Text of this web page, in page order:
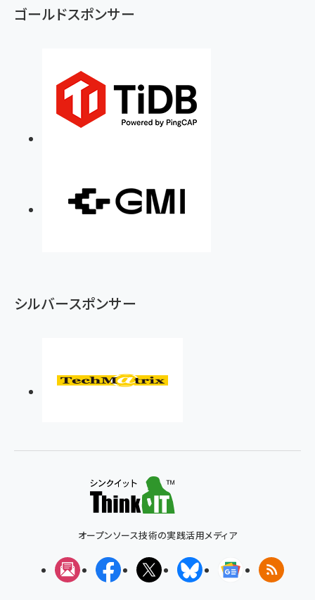
ゴールドスポンサー
シルバースポンサー
オープンソース技術の実践活用メディア
メルマガFacebookX(エックス)BlueskyGoogleニュ
RSS